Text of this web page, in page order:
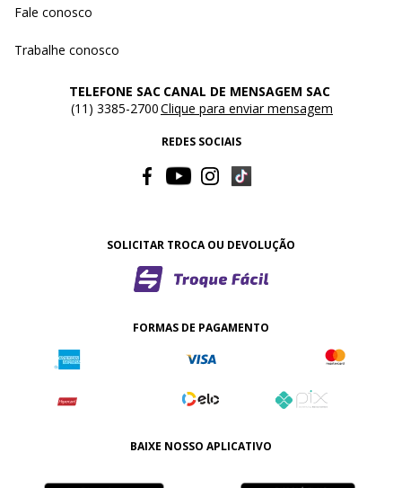
Fale conosco
Trabalhe conosco
TELEFONE SAC
(11) 3385-2700
CANAL DE MENSAGEM SAC
Clique para enviar mensagem
REDES SOCIAIS
SOLICITAR TROCA OU DEVOLUÇÃO
FORMAS DE PAGAMENTO
BAIXE NOSSO APLICATIVO